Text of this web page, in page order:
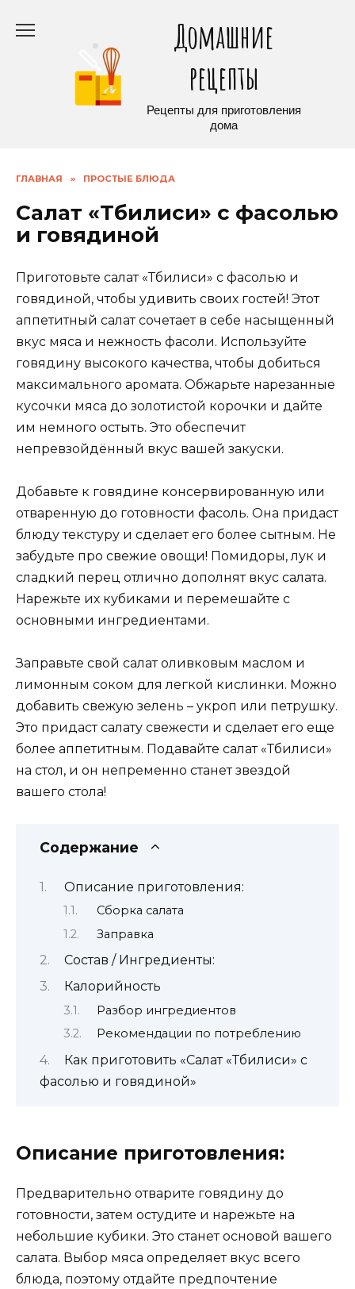
Домашние
рецепты
Рецепты для приготовления
дома
ГЛАВНАЯ » ПРОСТЫЕ БЛЮДА
Салат «Тбилиси» с фасолью
и говядиной
Приготовьте салат «Тбилиси» с фасолью и
говядиной, чтобы удивить своих гостей! Этот
аппетитный салат сочетает в себе насыщенный
вкус мяса и нежность фасоли. Используйте
говядину высокого качества, чтобы добиться
максимального аромата. Обжарьте нарезанные
кусочки мяса до золотистой корочки и дайте
им немного остыть. Это обеспечит
непревзойдённый вкус вашей закуски.
Добавьте к говядине консервированную или
отваренную до готовности фасоль. Она придаст
блюду текстуру и сделает его более сытным. Не
забудьте про свежие овощи! Помидоры, лук и
сладкий перец отлично дополнят вкус салата.
Нарежьте их кубиками и перемешайте с
основными ингредиентами.
Заправьте свой салат оливковым маслом и
лимонным соком для легкой кислинки. Можно
добавить свежую зелень – укроп или петрушку.
Это придаст салату свежести и сделает его еще
более аппетитным. Подавайте салат «Тбилиси»
на стол, и он непременно станет звездой
вашего стола!
Содержание
Описание приготовления:
Сборка салата
Заправка
Состав / Ингредиенты:
Калорийность
Разбор ингредиентов
Рекомендации по потреблению
Как приготовить «Салат «Тбилиси» с
фасолью и говядиной»
Описание приготовления:
Предварительно отварите говядину до
готовности, затем остудите и нарежьте на
небольшие кубики. Это станет основой вашего
салата. Выбор мяса определяет вкус всего
блюда, поэтому отдайте предпочтение